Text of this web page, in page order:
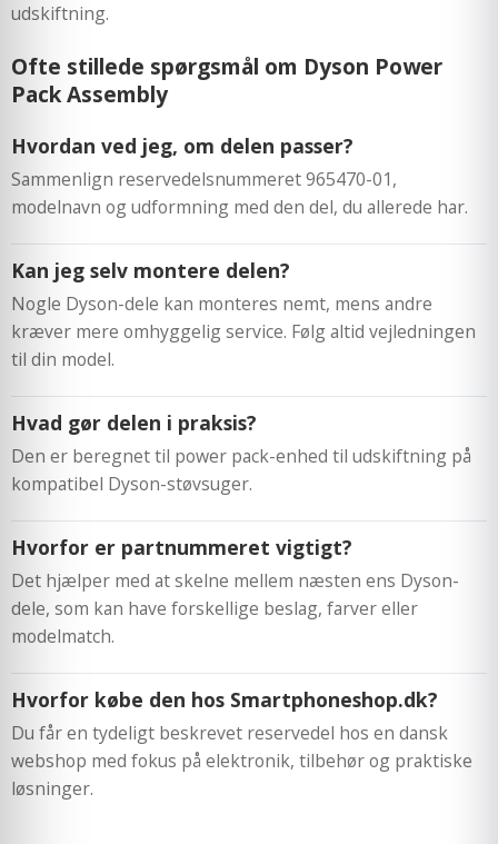
udskiftning.
Ofte stillede spørgsmål om Dyson Power
Pack Assembly
Hvordan ved jeg, om delen passer?
Sammenlign reservedelsnummeret 965470-01,
modelnavn og udformning med den del, du allerede har.
Kan jeg selv montere delen?
Nogle Dyson-dele kan monteres nemt, mens andre
kræver mere omhyggelig service. Følg altid vejledningen
til din model.
Hvad gør delen i praksis?
Den er beregnet til power pack-enhed til udskiftning på
kompatibel Dyson-støvsuger.
Hvorfor er partnummeret vigtigt?
Det hjælper med at skelne mellem næsten ens Dyson-
dele, som kan have forskellige beslag, farver eller
modelmatch.
Hvorfor købe den hos Smartphoneshop.dk?
Du får en tydeligt beskrevet reservedel hos en dansk
webshop med fokus på elektronik, tilbehør og praktiske
løsninger.